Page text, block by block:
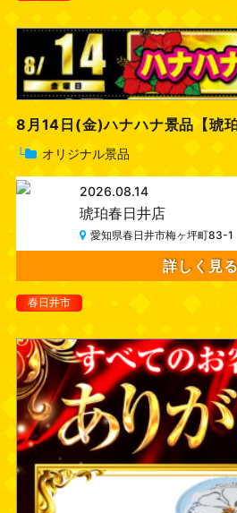
8月14日(金)ハナハナ景品【琥珀
└ オリジナル景品
2026.08.14
琥珀春日井店
愛知県春日井市梅ヶ坪町83-1
詳しく見る
春日井市